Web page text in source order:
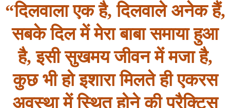
“दिलवाला एक है, दिलवाले अनेक हैं,
सबके दिल में मेरा बाबा समाया हुआ
है, इसी सुखमय जीवन में मजा है,
कुछ भी हो इशारा मिलते ही एकरस
अवस्था में स्थित होने की प्रैक्टिस